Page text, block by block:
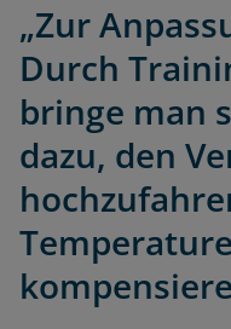
„Zur
Durch
bringe man
dazu, den